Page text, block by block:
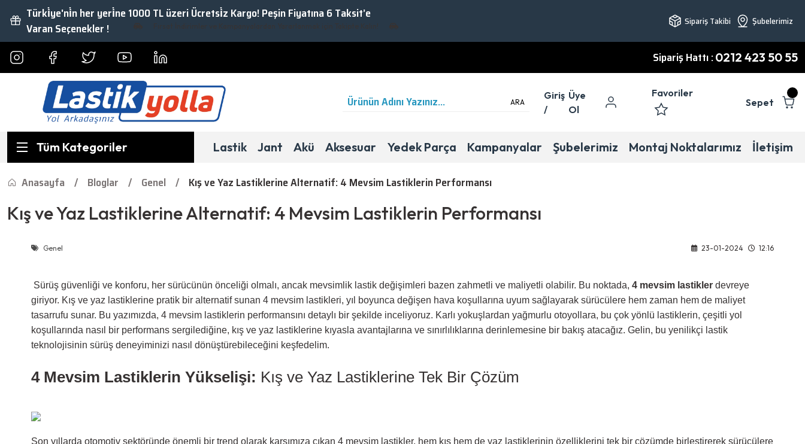
Türki̇ye'ni̇n her yeri̇ne 1000 TL üzeri Ücretsi̇z Kargo! Peşin Fiyatına 6 Taksit’e
Varan Seçenekler !
Sipariş Takibi Şubelerimiz
Sipariş Hattı :0212 423 50 55
ARA
Giriş
/
Üye
Ol
Favoriler
Sepet
Tüm Kategoriler Lastik Jant Akü Aksesuar Yedek Parça Kampanyalar Şubelerimiz Montaj Noktalarımız İletişim
Anasayfa Bloglar Genel Kış ve Yaz Lastiklerine Alternatif: 4 Mevsim Lastiklerin Performansı
Kış ve Yaz Lastiklerine Alternatif: 4 Mevsim Lastiklerin Performansı
Genel 23-01-2024 12:16
Sürüş güvenliği ve konforu, her sürücünün önceliği olmalı, ancak mevsimlik lastik değişimleri bazen zahmetli ve maliyetli olabilir. Bu noktada, 4 mevsim lastikler devreye
giriyor. Kış ve yaz lastiklerine pratik bir alternatif sunan 4 mevsim lastikleri, yıl boyunca değişen hava koşullarına uyum sağlayarak sürücülere hem zaman hem de maliyet
tasarrufu sunar. Bu yazımızda, 4 mevsim lastiklerin performansını detaylı bir şekilde inceliyoruz. Karlı yokuşlardan yağmurlu otoyollara, bu çok yönlü lastiklerin, çeşitli yol
koşullarında nasıl bir performans sergilediğine, kış ve yaz lastiklerine kıyasla avantajlarına ve sınırlılıklarına derinlemesine bir bakış atacağız. Gelin, bu yenilikçi lastik
teknolojisinin sürüş deneyiminizi nasıl dönüştürebileceğini keşfedelim.
4 Mevsim Lastiklerin Yükselişi: Kış ve Yaz Lastiklerine Tek Bir Çözüm
Son yıllarda otomotiv sektöründe önemli bir trend olarak karşımıza çıkan 4 mevsim lastikler, hem kış hem de yaz lastiklerinin özelliklerini tek bir çözümde birleştirerek sürücülere